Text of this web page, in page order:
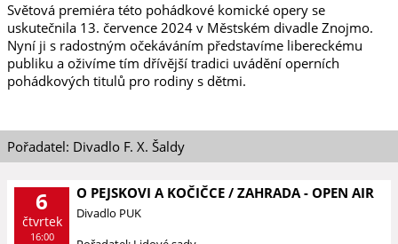
Světová premiéra této pohádkové komické opery se
uskutečnila 13. července 2024 v Městském divadle Znojmo.
Nyní ji s radostným očekáváním představíme libereckému
publiku a oživíme tím dřívější tradici uvádění operních
pohádkových titulů pro rodiny s dětmi.
Pořadatel: Divadlo F. X. Šaldy
6
čtvrtek
16:00
O PEJSKOVI A KOČIČCE / ZAHRADA - OPEN AIR
Divadlo PUK